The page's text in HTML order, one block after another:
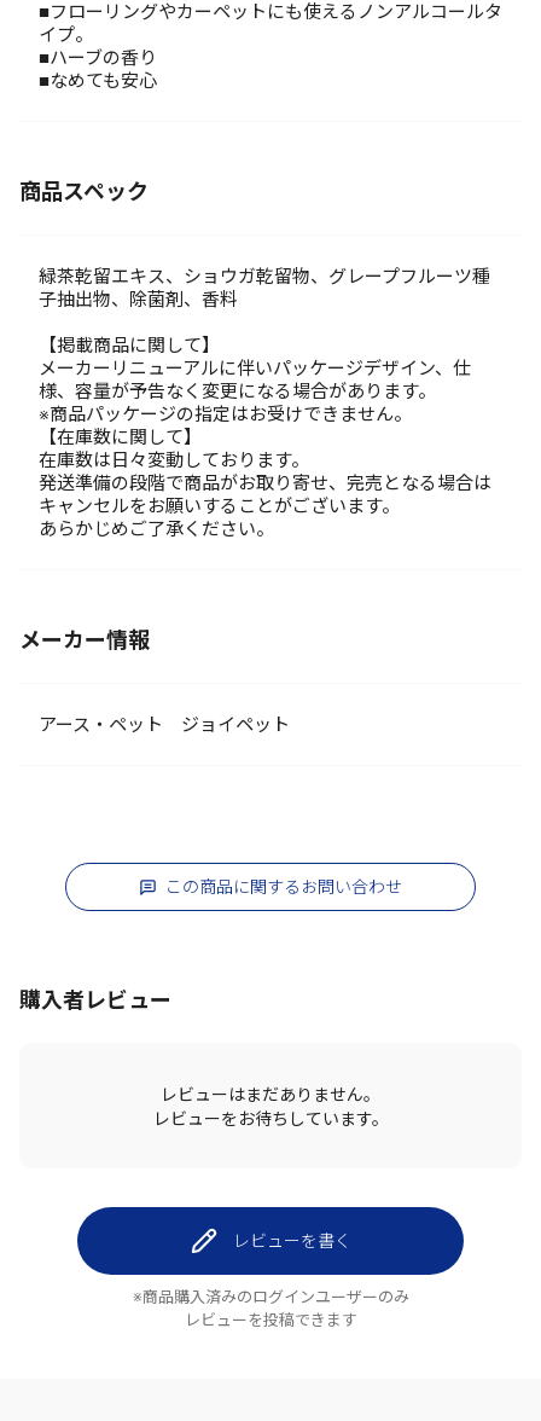
■フローリングやカーペットにも使えるノンアルコールタ
イプ。
■ハーブの香り
■なめても安心
商品スペック
緑茶乾留エキス、ショウガ乾留物、グレープフルーツ種
子抽出物、除菌剤、香料
【掲載商品に関して】
メーカーリニューアルに伴いパッケージデザイン、仕
様、容量が予告なく変更になる場合があります。
※商品パッケージの指定はお受けできません。
【在庫数に関して】
在庫数は日々変動しております。
発送準備の段階で商品がお取り寄せ、完売となる場合は
キャンセルをお願いすることがございます。
あらかじめご了承ください。
メーカー情報
アース・ペット ジョイペット
この商品に関するお問い合わせ
購入者レビュー
レビューはまだありません。
レビューをお待ちしています。
レビューを書く
※商品購入済みのログインユーザーのみ
レビューを投稿できます